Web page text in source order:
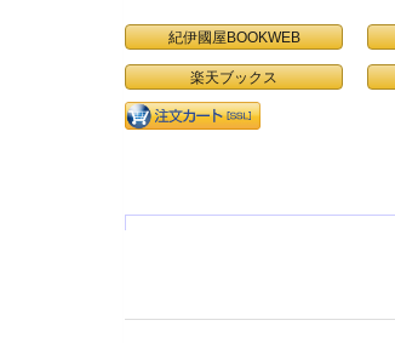
紀伊國屋BOOKWEB
楽天ブックス